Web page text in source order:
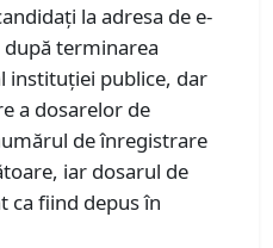
la adresa de e-
terminarea
instituției publice, dar
a dosarelor de
de înregistrare
iar dosarul de
ca fiind depus în